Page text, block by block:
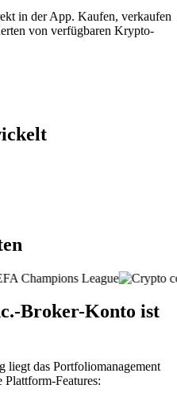
in der App. Kaufen, verkaufen
von verfügbaren Krypto-
Broker-Konto ist
liegt das Portfoliomanagement
Plattform-Features: